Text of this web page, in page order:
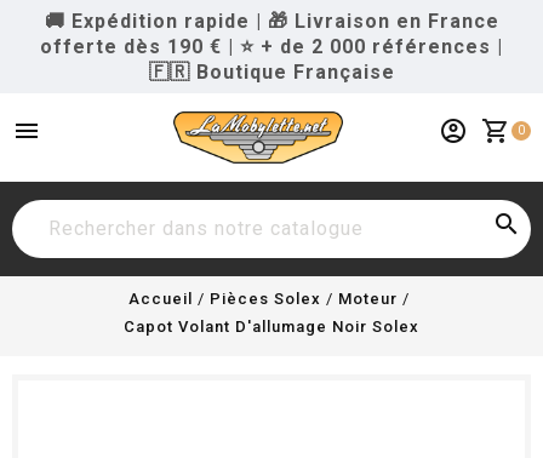
🚚 Expédition rapide | 🎁 Livraison en France
offerte dès 190 € | ⭐ + de 2 000 références |
🇫🇷 Boutique Française
menu shopping_cart 0
account_circle

Accueil Pièces Solex
Moteur
Capot Volant D'allumage Noir Solex